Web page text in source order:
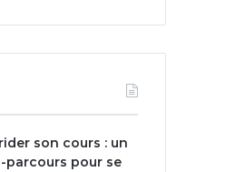
son cours : un
parcours pour se